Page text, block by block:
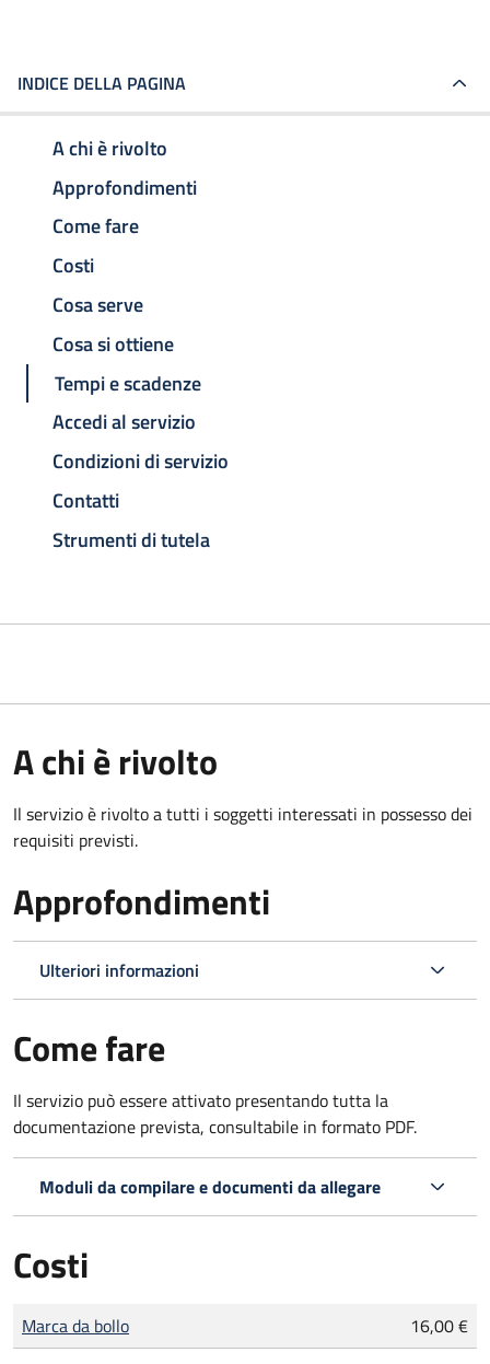
INDICE DELLA PAGINA
A chi è rivolto
Approfondimenti
Come fare
Costi
Cosa serve
Cosa si ottiene
Tempi e scadenze
Accedi al servizio
Condizioni di servizio
Contatti
Strumenti di tutela
A chi è rivolto
Il servizio è rivolto a tutti i soggetti interessati in possesso dei
requisiti previsti.
Approfondimenti
Ulteriori informazioni
Come fare
Il servizio può essere attivato presentando tutta la
documentazione prevista, consultabile in formato PDF.
Moduli da compilare e documenti da allegare
Costi
Tipo di pagamento
Importo
Marca da bollo 16,00 €